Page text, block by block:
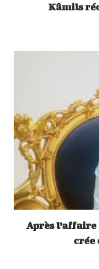
Kâmils
Après
crée